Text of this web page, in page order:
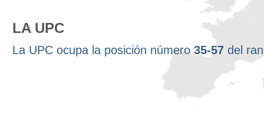
LA UPC
La UPC ocupa la posición número 35-57 del